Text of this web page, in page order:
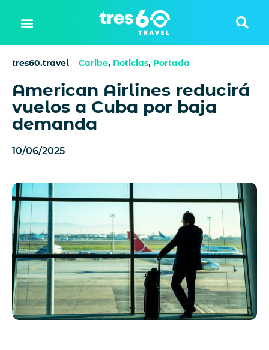
tres60.travel Caribe, Noticias, Portada
American Airlines reducirá
vuelos a Cuba por baja
demanda
10/06/2025